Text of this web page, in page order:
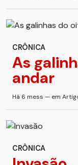
CRÔNICA
As
andar
Há 6 mess — em
CRÔNICA